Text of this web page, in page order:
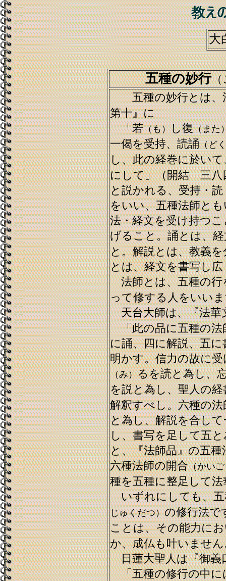
大
五種の妙行（
五種の妙行とは、
第十』に
「若（も）し復（また
一偈を受持、読誦（ど
し、此の経巻に於いて
にして」（開結 三八
と説かれる、受持・
をいい、五種法師と
法・経文を受け持つ
げること。誦とは、
と。解説とは、教義
とは、経文を書写し
法師とは、五種の行
って修する人をいい
天台大師は、『法華
「此の品に五種の法
に誦、四に解説、五
明かす。信力の故に
（み）るを読と為し、
を説と為し、聖人の
解釈すべし。六種の
と為し、解説を合し
し、書写を足して五と
と、『法師品』の五
六種法師の開合（かい
種を五種に整足して
いずれにしても、五
じゅくだつ）の修行法で
ことは、その能力に
か、成仏も叶いません
日蓮大聖人は『御義
「五種の修行の中に